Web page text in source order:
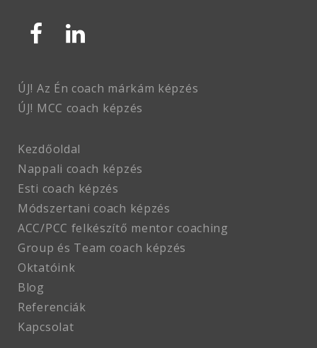
ÚJ! Az Én coach márkám képzés
ÚJ! MCC coach képzés
Kezdőoldal
Nappali coach képzés
Esti coach képzés
Módszertani coach képzés
ACC/PCC felkészítő mentor coaching
Group és Team coach képzés
Oktatóink
Blog
Referenciák
Kapcsolat